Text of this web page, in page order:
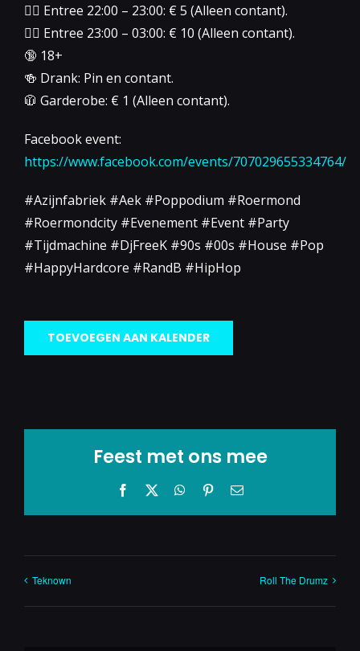
👉🏻 Entree 22:00 – 23:00: € 5 (Alleen contant).
👉🏻 Entree 23:00 – 03:00: € 10 (Alleen contant).
🔞 18+
🍻 Drank: Pin en contant.
🧥 Garderobe: € 1 (Alleen contant).
Facebook event:
https://www.facebook.com/events/707029655334764/
#Azijnfabriek #Aek #Poppodium #Roermond
#Roermondcity #Evenement #Event #Party
#Tijdmachine #DjFreeK #90s #00s #House #Pop
#HappyHardcore #RandB #HipHop
TOEVOEGEN AAN KALENDER
Feest met ons mee
Facebook WhatsApp
Pinterest
E-
Teknown Roll The Drumz